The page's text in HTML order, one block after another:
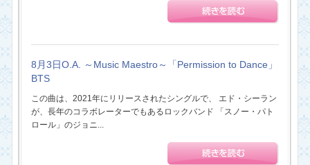
8月3日O.A. ～Music Maestro～「Permission to Dance」
BTS
この曲は、2021年にリリースされたシングルで、 エド・シーラン
が、長年のコラボレーターでもあるロックバンド 「スノー・パト
ロール」のジョニ...